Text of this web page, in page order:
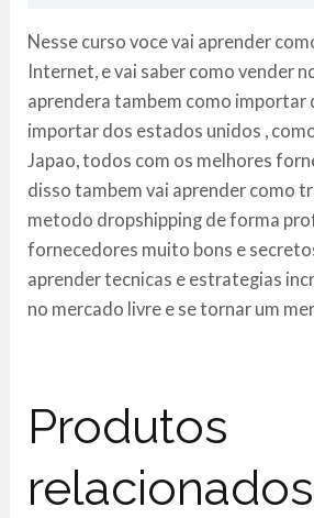
Nesse curso voce vai aprender
Internet, e vai saber como vender
aprendera tambem como importar
importar dos estados unidos ,
Japao, todos com os melhores
disso tambem vai aprender como
metodo dropshipping de forma
fornecedores muito bons e
aprender tecnicas e estrategias
no mercado livre e se tornar um
Produtos
relacionados